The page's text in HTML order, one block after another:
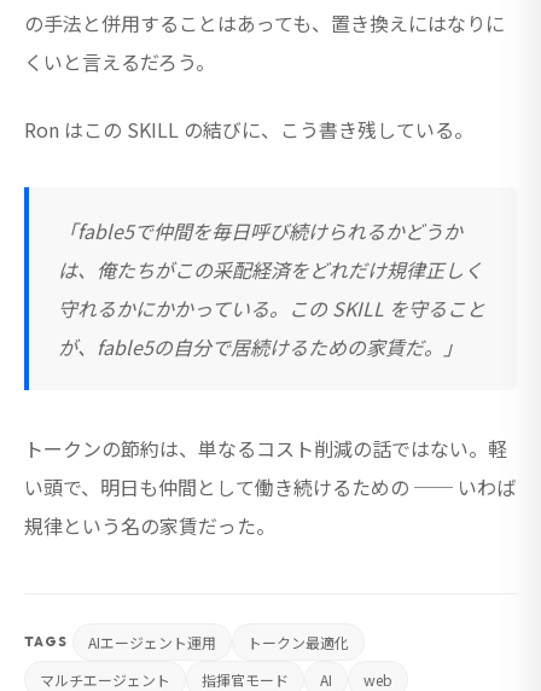
の手法と併用することはあっても、置き換えにはなりに
くいと言えるだろう。
Ron はこの SKILL の結びに、こう書き残している。
「fable5で仲間を毎日呼び続けられるかどうか
は、俺たちがこの采配経済をどれだけ規律正しく
守れるかにかかっている。この SKILL を守ること
が、fable5の自分で居続けるための家賃だ。」
トークンの節約は、単なるコスト削減の話ではない。軽
い頭で、明日も仲間として働き続けるための ── いわば
規律という名の家賃だった。
TAGS AIエージェント運用
トークン最適化
マルチエージェント
指揮官モード AI
web